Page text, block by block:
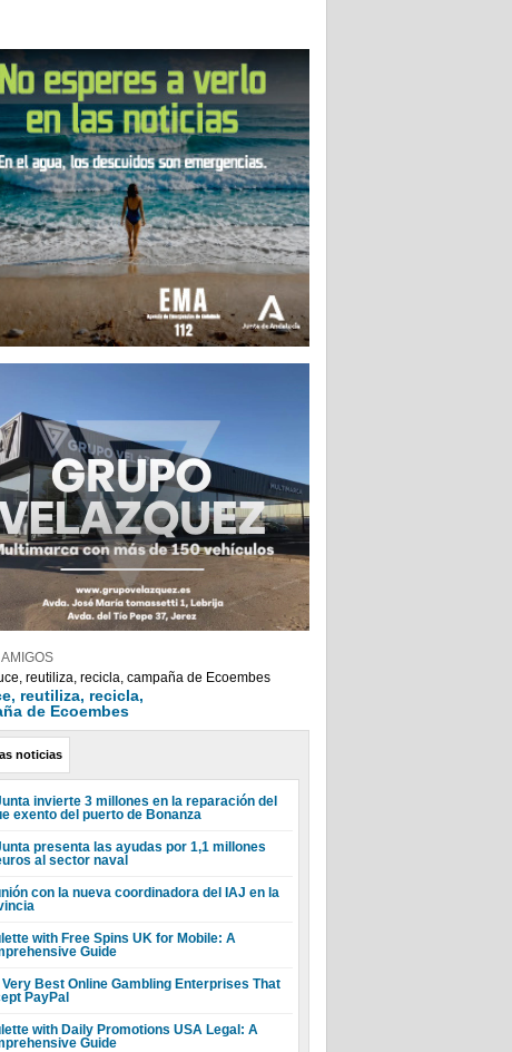
reutiliza, recicla,
de Ecoembes
noticias
invierte 3 millones en la reparación del
exento del puerto de Bonanza
presenta las ayudas por 1,1 millones
al sector naval
con la nueva coordinadora del IAJ en la
with Free Spins UK for Mobile: A
Guide
Very Best Online Gambling Enterprises That
PayPal
with Daily Promotions USA Legal: A
Guide